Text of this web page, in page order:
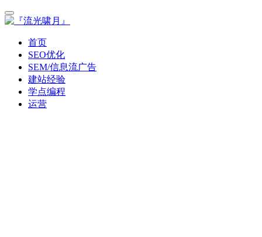
首页
SEO优化
SEM/信息流广告
建站经验
学点编程
运营